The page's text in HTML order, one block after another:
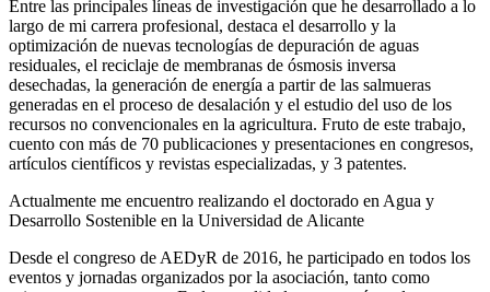
Entre las principales líneas de investigación que he desarrollado a lo
largo de mi carrera profesional, destaca el desarrollo y la
optimización de nuevas tecnologías de depuración de aguas
residuales, el reciclaje de membranas de ósmosis inversa
desechadas, la generación de energía a partir de las salmueras
generadas en el proceso de desalación y el estudio del uso de los
recursos no convencionales en la agricultura. Fruto de este trabajo,
cuento con más de 70 publicaciones y presentaciones en congresos,
artículos científicos y revistas especializadas, y 3 patentes.
Actualmente me encuentro realizando el doctorado en Agua y
Desarrollo Sostenible en la Universidad de Alicante
Desde el congreso de AEDyR de 2016, he participado en todos los
eventos y jornadas organizados por la asociación, tanto como